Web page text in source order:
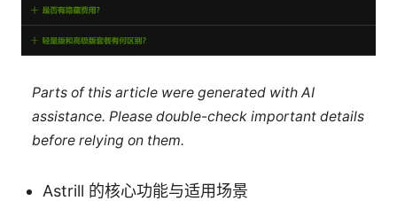
Parts of this article were generated with AI
assistance. Please double-check important details
before relying on them.
Astrill 的核心功能与适用场景